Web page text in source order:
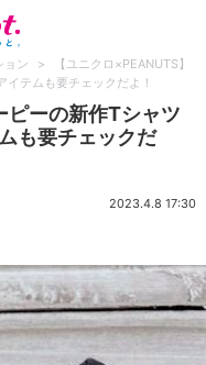
ョン >
【ユニクロ×PEANUTS】
テムも要チェックだよ！
ピーの新作Tシャツ
も要チェックだ
2023.4.8 17:30